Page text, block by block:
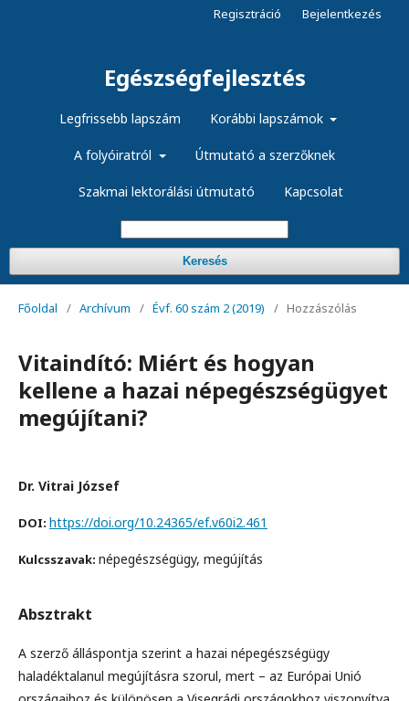
Egészségfejlesztés
Legfrissebb lapszám Korábbi lapszámok
A folyóiratról Útmutató a szerzőknek
Szakmai lektorálási útmutató Kapcsolat
Keresés
Regisztráció Bejelentkezés
Főoldal / Archívum / Évf. 60 szám 2 (2019) / Hozzászólás
Vitaindító: Miért és hogyan
kellene a hazai népegészségügyet
megújítani?
Dr. Vitrai József
DOI: https://doi.org/10.24365/ef.v60i2.461
Kulcsszavak: népegészségügy, megújítás
Absztrakt
A szerző álláspontja szerint a hazai népegészségügy
haladéktalanul megújításra szorul, mert – az Európai Unió